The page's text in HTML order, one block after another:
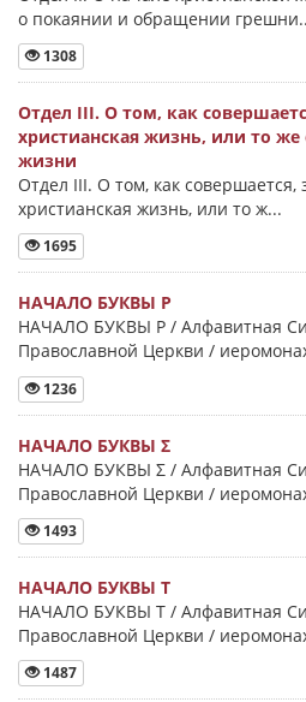
о покаянии и обращении
1308
Отдел III. О том, как
христианская жизнь, или то же
жизни
Отдел III. О том, как совершается,
христианская жизнь, или то ж...
1695
НАЧАЛО БУКВЫ Ρ
НАЧАЛО БУКВЫ Ρ / Алфавитная
Православной Церкви /
1236
НАЧАЛО БУКВЫ Σ
НАЧАЛО БУКВЫ Σ / Алфавитная
Православной Церкви /
1493
НАЧАЛО БУКВЫ Τ
НАЧАЛО БУКВЫ Τ / Алфавитная
Православной Церкви /
1487